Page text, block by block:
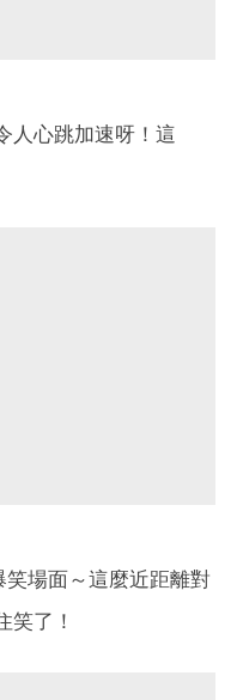
人心跳加速呀！這
場面～這麼近距離對
笑了！